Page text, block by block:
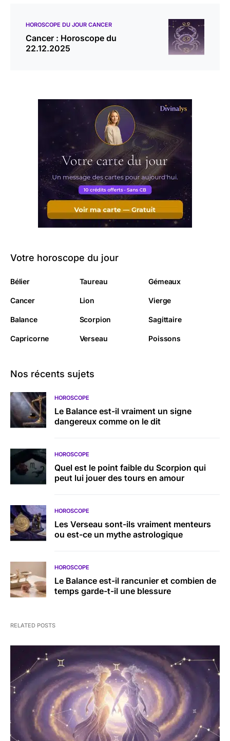
HOROSCOPE DU JOUR CANCER
Cancer : Horoscope du
22.12.2025
Votre horoscope du jour
Bélier Taureau Gémeaux
Cancer Lion Vierge
Balance Scorpion Sagittaire
Capricorne Verseau Poissons
Nos récents sujets
HOROSCOPE
Le Balance est-il vraiment un signe
dangereux comme on le dit
HOROSCOPE
Quel est le point faible du Scorpion qui
peut lui jouer des tours en amour
HOROSCOPE
Les Verseau sont-ils vraiment menteurs
ou est-ce un mythe astrologique
HOROSCOPE
Le Balance est-il rancunier et combien de
temps garde-t-il une blessure
RELATED POSTS